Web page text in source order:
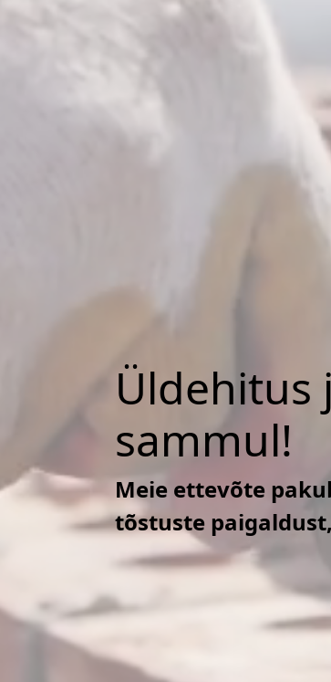
Üldehitus
sammul!
Meie ettevõte
tõstuste